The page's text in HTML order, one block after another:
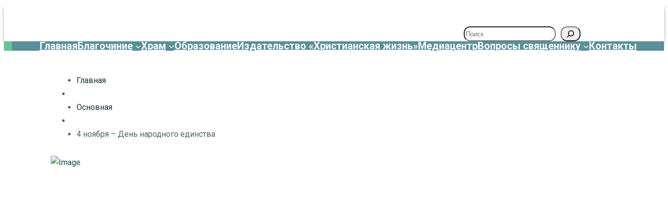
Поиск
ГлавнаяБлагочиние Храм ОбразованиеИздательство «Христианская жизнь»МедиацентрВопросы священнику Контакты
Главная
Основная
4 ноября – День народного единства